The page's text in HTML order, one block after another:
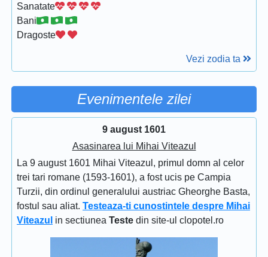
Sanatate
Bani
Dragoste
Vezi zodia ta
Evenimentele zilei
9 august 1601
Asasinarea lui Mihai Viteazul
La 9 august 1601 Mihai Viteazul, primul domn al celor
trei tari romane (1593-1601), a fost ucis pe Campia
Turzii, din ordinul generalului austriac Gheorghe Basta,
fostul sau aliat. Testeaza-ti cunostintele despre Mihai
Viteazul in sectiunea Teste din site-ul clopotel.ro